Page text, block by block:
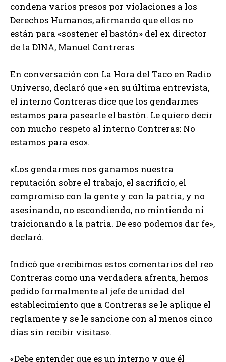
condena varios presos por violaciones a los
Derechos Humanos, afirmando que ellos no
están para «sostener el bastón» del ex director
de la DINA, Manuel Contreras
En conversación con La Hora del Taco en Radio
Universo, declaró que «en su última entrevista,
el interno Contreras dice que los gendarmes
estamos para pasearle el bastón. Le quiero decir
con mucho respeto al interno Contreras: No
estamos para eso».
«Los gendarmes nos ganamos nuestra
reputación sobre el trabajo, el sacrificio, el
compromiso con la gente y con la patria, y no
asesinando, no escondiendo, no mintiendo ni
traicionando a la patria. De eso podemos dar fe»,
declaró.
Indicó que «recibimos estos comentarios del reo
Contreras como una verdadera afrenta, hemos
pedido formalmente al jefe de unidad del
establecimiento que a Contreras se le aplique el
reglamente y se le sancione con al menos cinco
días sin recibir visitas».
«Debe entender que es un interno y que él